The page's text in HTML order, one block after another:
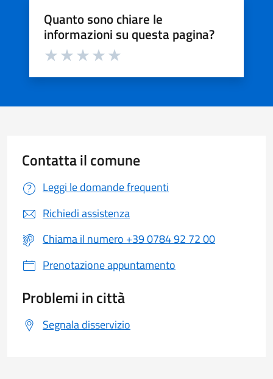
Quanto sono chiare le
informazioni su questa pagina?
Valuta da 1 a 5 stelle la pagina
Contatta il comune
Leggi le domande frequenti
Richiedi assistenza
Chiama il numero +39 0784 92 72 00
Prenotazione appuntamento
Problemi in città
Segnala disservizio